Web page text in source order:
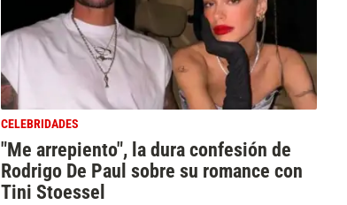
CELEBRIDADES
"Me arrepiento", la dura confesión de
Rodrigo De Paul sobre su romance con
Tini Stoessel